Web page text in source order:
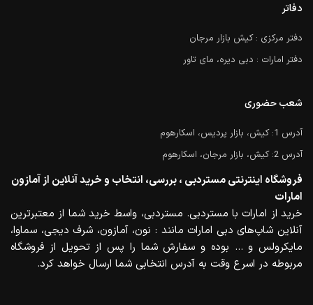
دفاتر
دفتر مرکزی : کیش بازار مرجان
دفتر امارات : دبی دیره، مای تاور
شعب حضوری
آدرس 1: کیش، بازار پردیس، اسکارهوم
آدرس 2: کیش، بازار مرجان، اسکارهوم
فروشگاه اینترنتی مستردبی ، بررسی، انتخاب و خرید آنلاین از آمازون
امارات
خرید از امارات با مستردبی. مستردبی، واسط خرید شما از معتبرترین
آنلاین شاپ‌های دبی امارات مانند : نون، آمازون، شرف دیجی، سماوا،
مایکرولس و … بوده و سفارش شما را پس از تحویل از فروشگاه
مربوطه در اسرع وقت به آدرس انتخابی شما ارسال خواهد کرد.